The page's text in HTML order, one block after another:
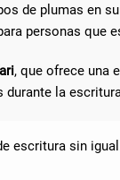
de plumas en
personas que
, que ofrece una
durante la
escritura sin